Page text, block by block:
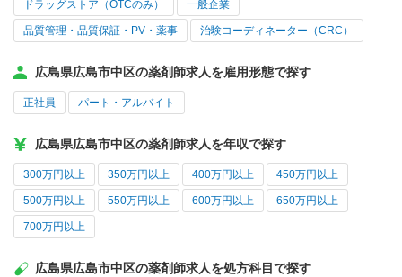
ドラッグストア（OTCのみ） 一般企業
品質管理・品質保証・PV・薬事 治験コーディネーター（CRC）
広島県広島市中区の薬剤師求人を雇用形態で探す
正社員 パート・アルバイト
広島県広島市中区の薬剤師求人を年収で探す
300万円以上 350万円以上 400万円以上 450万円以上
500万円以上 550万円以上 600万円以上 650万円以上
700万円以上
広島県広島市中区の薬剤師求人を処方科目で探す